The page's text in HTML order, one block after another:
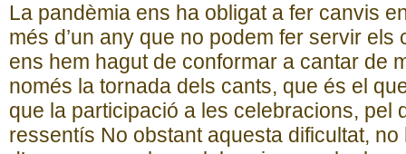
La pandèmia ens ha obligat a fer canvis
més d’un any que no podem fer servir
ens hem hagut de conformar a cantar de
només la tornada dels cants, que és el
que la participació a les celebracions, pel
ressentís No obstant aquesta dificultat, no